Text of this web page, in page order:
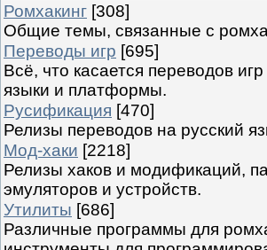
Ромхакинг [308]
Общие темы, связанные с
Переводы игр [695]
Всё, что касается переводов
языки и платформы.
Русификация [470]
Релизы переводов на русский
Мод-хаки [2218]
Релизы хаков и модификаций,
эмуляторов и устройств.
Утилиты [686]
Различные программы для